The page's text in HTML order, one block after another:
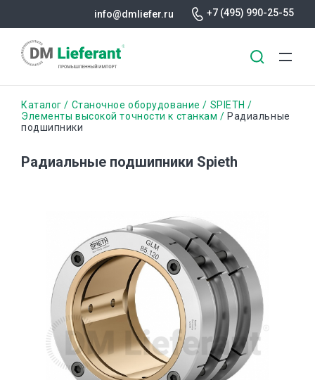
основному
info@dmliefer.ru +7 (495) 990-25-55
Строка
навигации
Каталог Станочное оборудование
SPIETH
Элементы высокой точности к станкам
Радиальные
подшипники
Радиальные подшипники Spieth